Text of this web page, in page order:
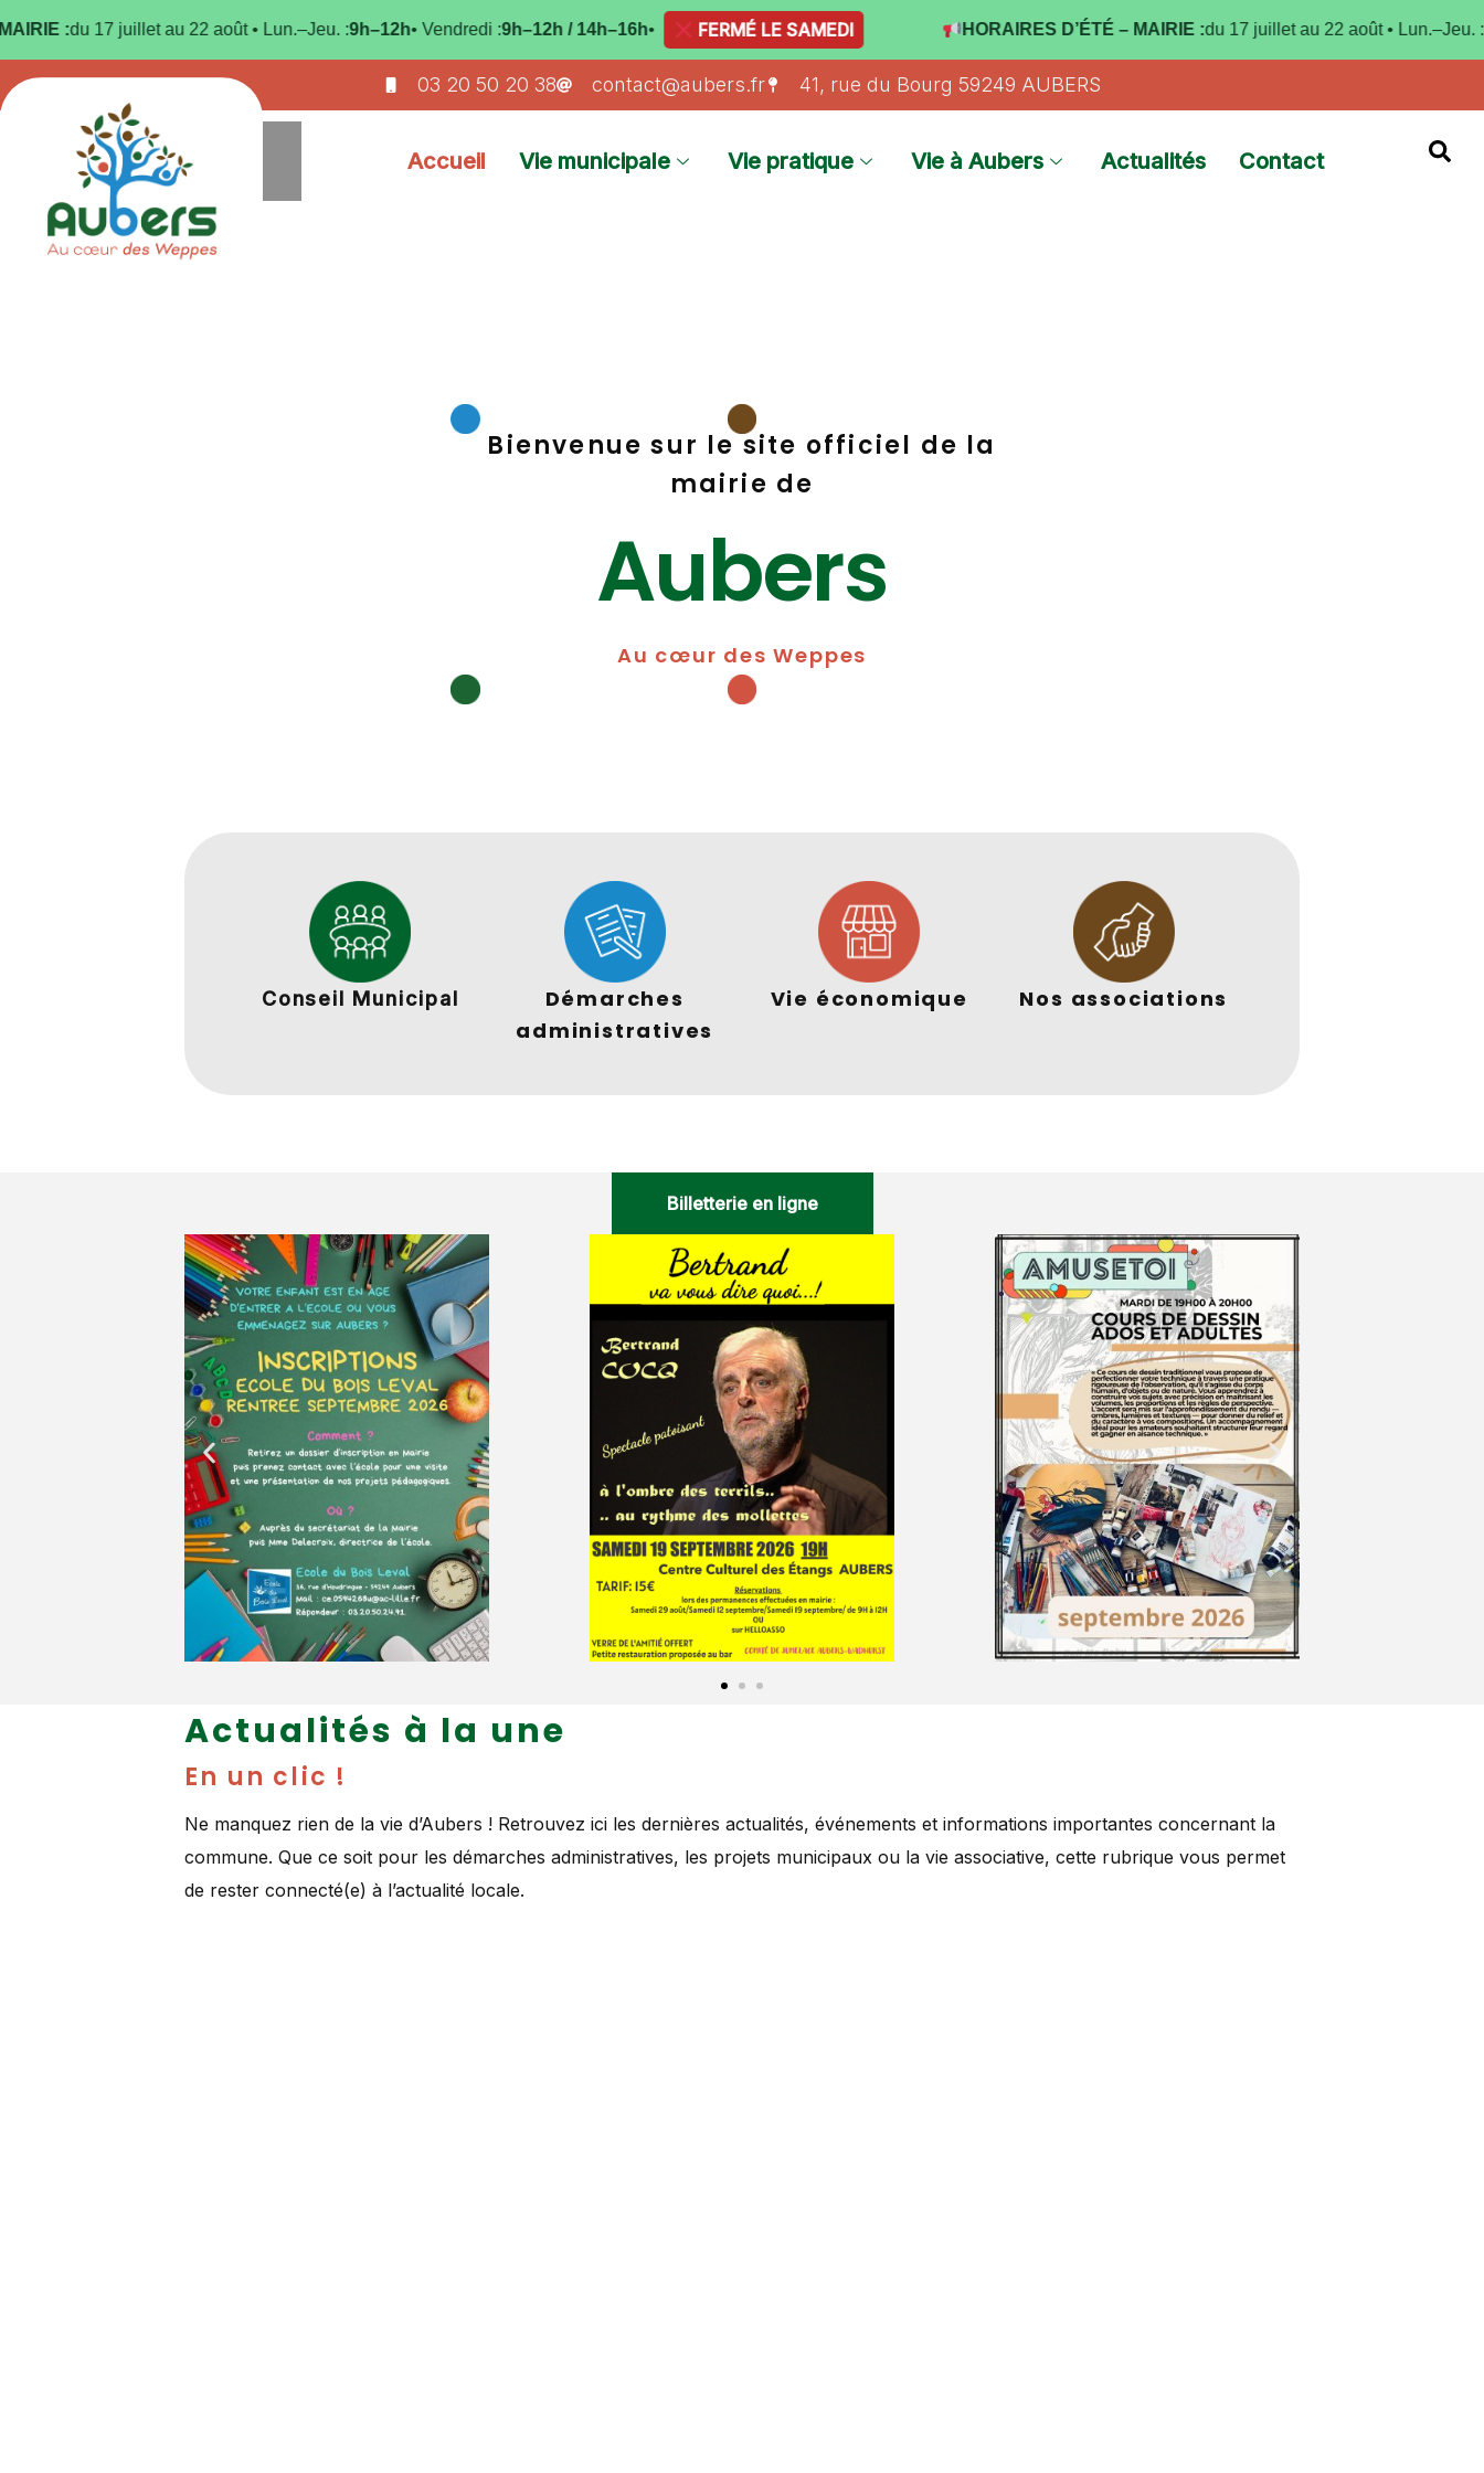
:du 17 juillet au 22 août • Lun.–Jeu. :9h–12h• Vendredi :9h–12h / 14h–16h• FERMÉ LE SAMEDI HORAIRES D’ÉTÉ – MAIRIE :du 17 juillet au 22 août • Lun.–Jeu. :
03 20 50 20 38 contact@aubers.fr 41, rue du Bourg 59249 AUBERS
Accueil Vie municipale Vie pratique Vie à Aubers Actualités Contact
Bienvenue sur le site officiel de la
mairie de
Aubers
Au cœur des Weppes
Conseil Municipal
Démarches
administratives
Vie économique Nos associations
Billetterie en ligne
Actualités à la une
En un clic !
Ne manquez rien de la vie d’Aubers ! Retrouvez ici les dernières actualités, événements et informations importantes concernant la
commune. Que ce soit pour les démarches administratives, les projets municipaux ou la vie associative, cette rubrique vous permet
de rester connecté(e) à l’actualité locale.